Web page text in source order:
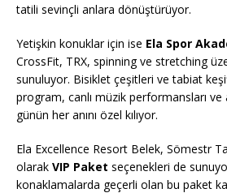
tatili sevinçli anlara dönüştürüyor.
Yetişkin konuklar için ise Ela Spor
CrossFit, TRX, spinning ve stretching
sunuluyor. Bisiklet çeşitleri ve tabiat
program, canlı müzik performansları
günün her anını özel kılıyor.
Ela Excellence Resort Belek, Sömestr
olarak VIP Paket seçenekleri de
konaklamalarda geçerli olan bu paket